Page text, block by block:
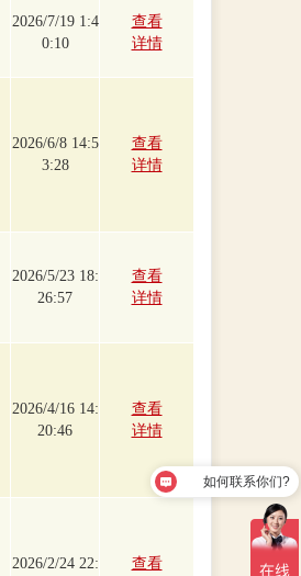
2026/7/19 1:4
0:10
查看
详情
2026/6/8 14:5
3:28
查看
详情
2026/5/23 18:
26:57
查看
详情
2026/4/16 14:
20:46
查看
详情
2026/2/24 22:
查看
如何联系你们?